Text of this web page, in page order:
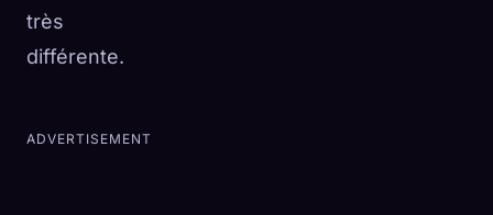
très
différente.
ADVERTISEMENT